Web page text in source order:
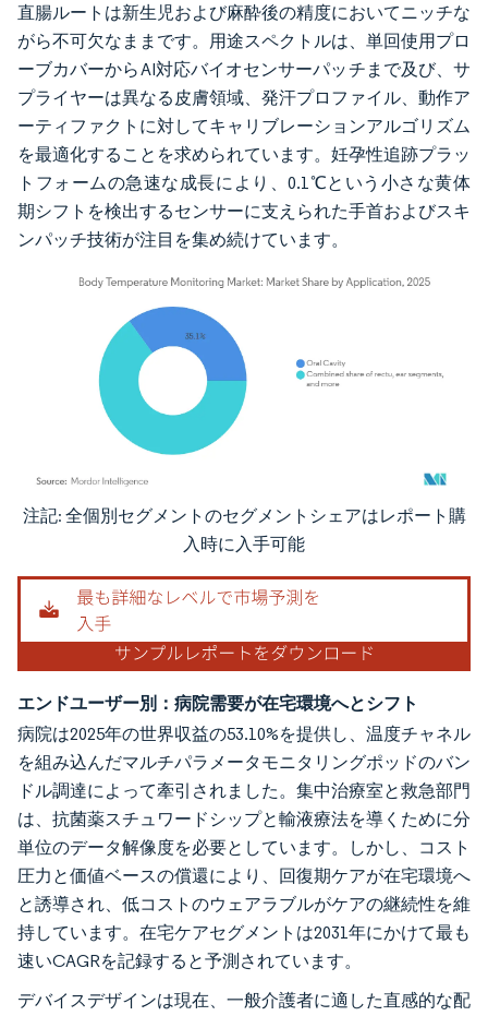
直腸ルートは新生児および麻酔後の精度においてニッチな
がら不可欠なままです。用途スペクトルは、単回使用プロ
ーブカバーからAI対応バイオセンサーパッチまで及び、サ
プライヤーは異なる皮膚領域、発汗プロファイル、動作ア
ーティファクトに対してキャリブレーションアルゴリズム
を最適化することを求められています。妊孕性追跡プラッ
トフォームの急速な成長により、0.1℃という小さな黄体
期シフトを検出するセンサーに支えられた手首およびスキ
ンパッチ技術が注目を集め続けています。
画像 © Mordor Intelligence。再利用にはCC BY 4.0の表示が必要です。
注記: 全個別セグメントのセグメントシェアはレポート購
入時に入手可能
エンドユーザー別：病院需要が在宅環境へとシフト
病院は2025年の世界収益の53.10%を提供し、温度チャネル
を組み込んだマルチパラメータモニタリングポッドのバン
ドル調達によって牽引されました。集中治療室と救急部門
は、抗菌薬スチュワードシップと輸液療法を導くために分
単位のデータ解像度を必要としています。しかし、コスト
圧力と価値ベースの償還により、回復期ケアが在宅環境へ
と誘導され、低コストのウェアラブルがケアの継続性を維
持しています。在宅ケアセグメントは2031年にかけて最も
速いCAGRを記録すると予測されています。
デバイスデザインは現在、一般介護者に適した直感的な配